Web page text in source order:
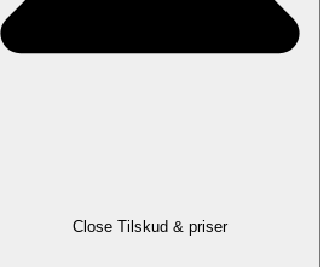
Close Tilskud & priser